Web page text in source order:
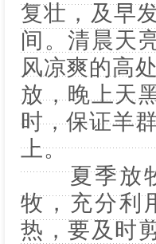
复壮，及早
间。清晨天
风凉爽的高
放，晚上天
时，保证羊
上。
夏季放牧
牧，充分利
热，要及时